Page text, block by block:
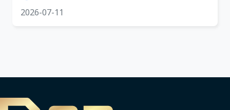
2026-07-11